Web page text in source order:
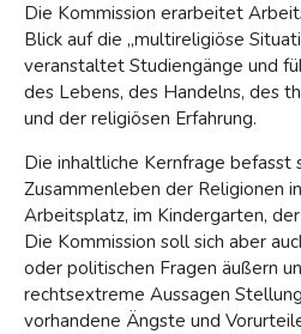
Die Kommission erarbeitet
Blick auf die „multireligiöse
veranstaltet Studiengänge und
des Lebens, des Handelns, des
und der religiösen Erfahrung.
Die inhaltliche Kernfrage befasst
Zusammenleben der Religionen
Arbeitsplatz, im Kindergarten,
Die Kommission soll sich aber
oder politischen Fragen äußern
rechtsextreme Aussagen
vorhandene Ängste und